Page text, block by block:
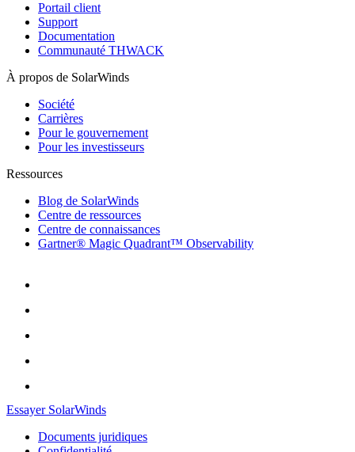
Portail client
Support
Documentation
Communauté THWACK
À propos de SolarWinds
Société
Carrières
Pour le gouvernement
Pour les investisseurs
Ressources
Blog de SolarWinds
Centre de ressources
Centre de connaissances
Gartner® Magic Quadrant™ Observability
Essayer SolarWinds
Documents juridiques